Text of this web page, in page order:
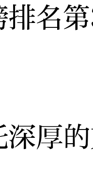
排名
的